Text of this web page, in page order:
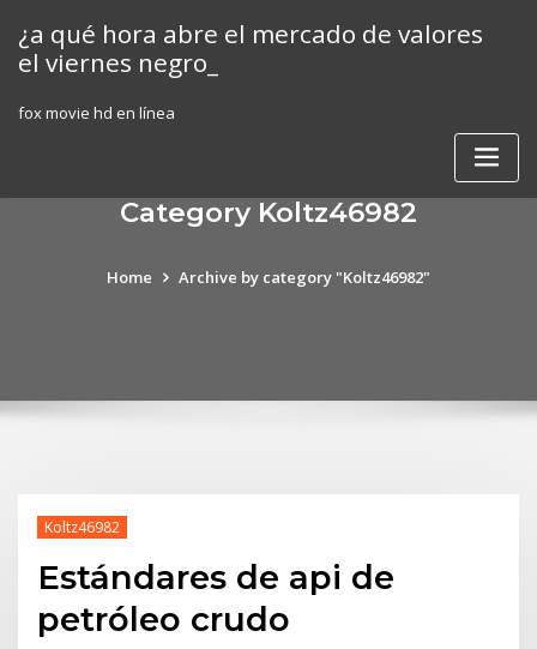
content
¿a qué hora abre el mercado de valores
el viernes negro_
fox movie hd en línea
Category Koltz46982
Home Archive by category "Koltz46982"
Koltz46982
Estándares de api de
petróleo crudo